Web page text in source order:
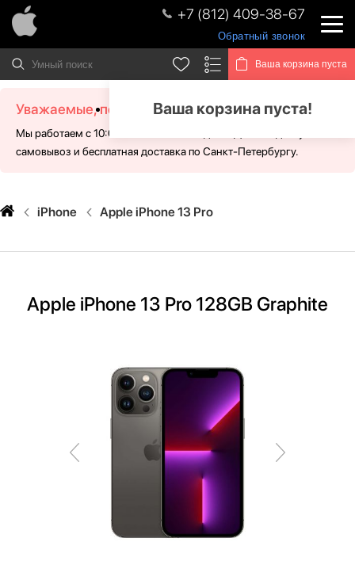
+7 (812) 409-38-67
Обратный звонок
Ваша корзина пуста
Ваша корзина пуста!
Уважаемые, посетители!
Мы работаем с 10:00 - 21:00 без выходных. Для Вас доступен
самовывоз и бесплатная доставка по Санкт-Петербургу.
iPhone Apple iPhone 13 Pro
Apple iPhone 13 Pro 128GB Graphite